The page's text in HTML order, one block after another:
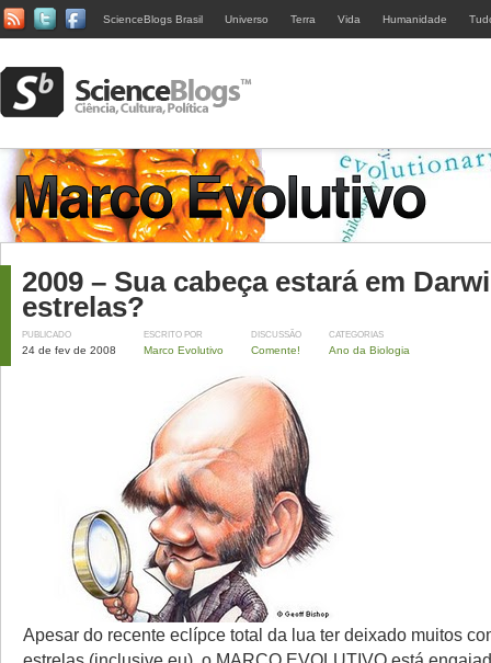
ScienceBlogs Brasil Universo Terra Vida Humanidade
2009 – Sua cabeça estará em
estrelas?
PUBLICADO
24 de fev de 2008
ESCRITO POR
Marco Evolutivo
DISCUSSÃO
Comente!
CATEGORIAS
Ano da Biologia
Apesar do recente eclípce total da lua ter deixado muitos